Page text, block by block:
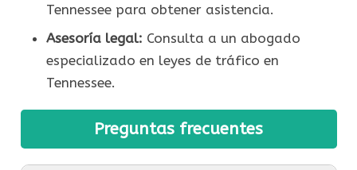
Tennessee para obtener asistencia.
Asesoría legal: Consulta a un abogado
especializado en leyes de tráfico en
Tennessee.
Preguntas frecuentes